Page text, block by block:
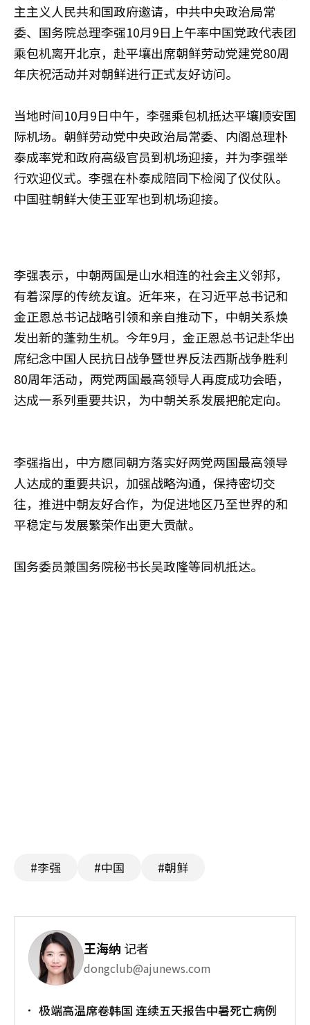
主主义人民共和国政府邀请，中共中央政治局常
委、国务院总理李强10月9日上午率中国党政代表团
乘包机离开北京，赴平壤出席朝鲜劳动党建党80周
年庆祝活动并对朝鲜进行正式友好访问。
当地时间10月9日中午，李强乘包机抵达平壤顺安国
际机场。朝鲜劳动党中央政治局常委、内阁总理朴
泰成率党和政府高级官员到机场迎接，并为李强举
行欢迎仪式。李强在朴泰成陪同下检阅了仪仗队。
中国驻朝鲜大使王亚军也到机场迎接。
李强表示，中朝两国是山水相连的社会主义邻邦，
有着深厚的传统友谊。近年来，在习近平总书记和
金正恩总书记战略引领和亲自推动下，中朝关系焕
发出新的蓬勃生机。今年9月，金正恩总书记赴华出
席纪念中国人民抗日战争暨世界反法西斯战争胜利
80周年活动，两党两国最高领导人再度成功会晤，
达成一系列重要共识，为中朝关系发展把舵定向。
李强指出，中方愿同朝方落实好两党两国最高领导
人达成的重要共识，加强战略沟通，保持密切交
往，推进中朝友好合作，为促进地区乃至世界的和
平稳定与发展繁荣作出更大贡献。
国务委员兼国务院秘书长吴政隆等同机抵达。
#李强 #中国 #朝鲜
王海纳 记者
dongclub@ajunews.com
极端高温席卷韩国 连续五天报告中暑死亡病例